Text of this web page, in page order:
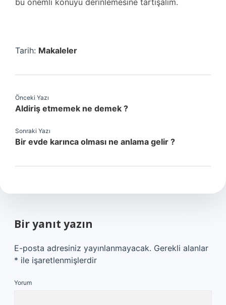
bu önemli konuyu derinlemesine tartışalım.
Tarih: Makaleler
Önceki Yazı
Aldiriş etmemek ne demek ?
Sonraki Yazı
Bir evde karınca olması ne anlama gelir ?
Bir yanıt yazın
E-posta adresiniz yayınlanmayacak. Gerekli alanlar
* ile işaretlenmişlerdir
Yorum